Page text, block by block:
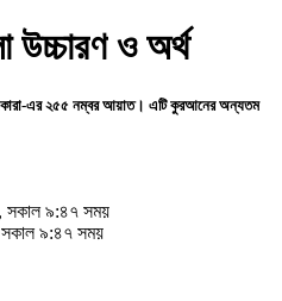
উচ্চারণ ও অর্থ
এর ২৫৫ নম্বর আয়াত। এটি কুরআনের অন্যতম
৯:৪৭ সময়
৯:৪৭ সময়